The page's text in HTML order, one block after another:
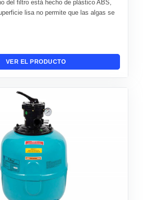
del filtro está hecho de plástico ABS,
lisa no permite que las algas se
VER EL PRODUCTO